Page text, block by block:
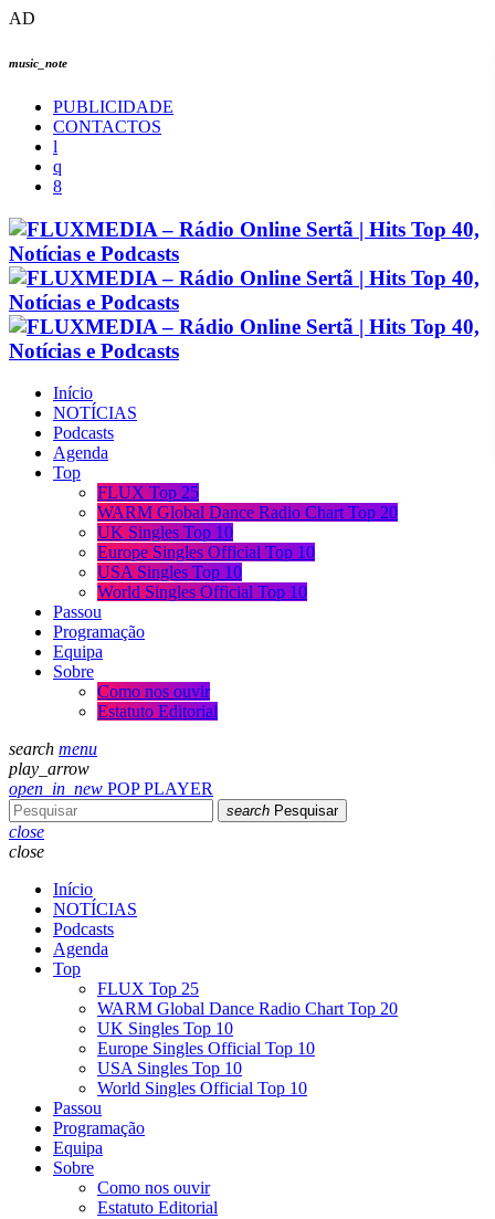
AD
music_note
PUBLICIDADE
CONTACTOS
Início
NOTÍCIAS
Podcasts
Agenda
Top
FLUX Top 25
WARM Global Dance Radio Chart Top 20
UK Singles Top 10
Europe Singles Official Top 10
USA Singles Top 10
World Singles Official Top 10
Passou
Programação
Equipa
Sobre
Como nos ouvir
Estatuto Editorial
search menu
play_arrow
open_in_new POP PLAYER
search Pesquisar
close
close
Início
NOTÍCIAS
Podcasts
Agenda
Top
FLUX Top 25
WARM Global Dance Radio Chart Top 20
UK Singles Top 10
Europe Singles Official Top 10
USA Singles Top 10
World Singles Official Top 10
Passou
Programação
Equipa
Sobre
Como nos ouvir
Estatuto Editorial